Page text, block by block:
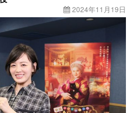
2024年11月19日